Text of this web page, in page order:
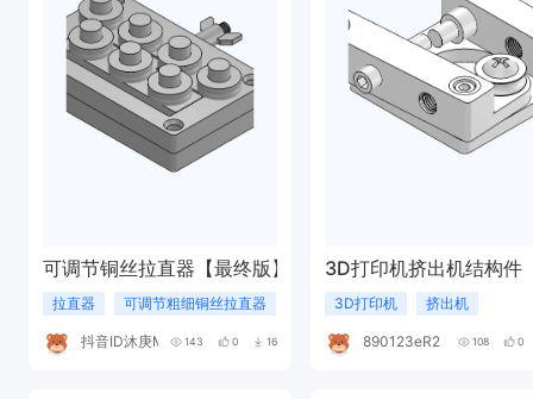
可调节铜丝拉直器【最终版】
拉直器 可调节粗细铜丝拉直器 铜丝拉直器
抖音ID沐庚MU 143 0 16
3D打印机挤出机结构件
3D打印机 挤出机
890123eR241G 108 0